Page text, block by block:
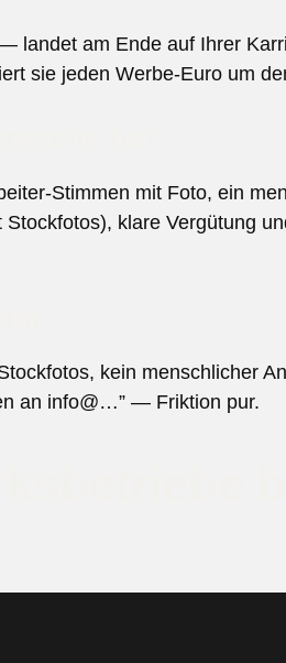
am Ende auf Ihrer
sie jeden Werbe-Euro um
Stimmen mit Foto, ein
klare Vergütung
kein menschlicher
an info@…” — Friktion pur.